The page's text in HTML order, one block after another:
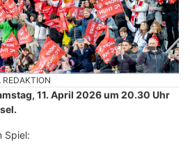
REDAKTION
11. April 2026 um 20.30 Uhr
Spiel: